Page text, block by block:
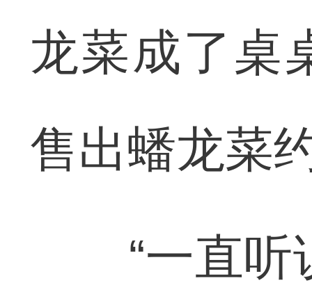
龙菜成了桌
售出蟠龙菜
“一直听说